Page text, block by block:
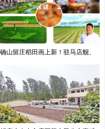
确山留庄稻田画上新！驻马店舰、